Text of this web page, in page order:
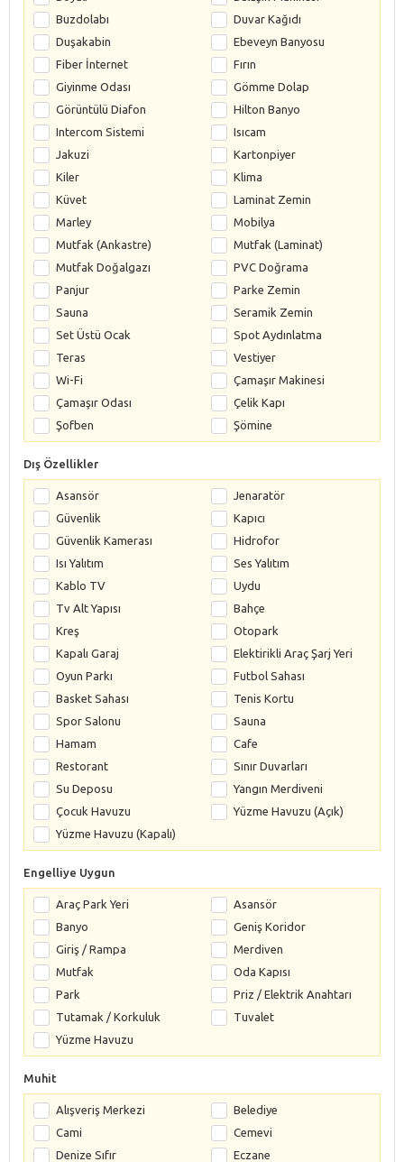
Buzdolabı
Duvar Kağıdı
Duşakabin
Ebeveyn Banyosu
Fiber İnternet
Fırın
Giyinme Odası
Gömme Dolap
Görüntülü Diafon
Hilton Banyo
Intercom Sistemi
Isıcam
Jakuzi
Kartonpiyer
Kiler
Klima
Küvet
Laminat Zemin
Marley
Mobilya
Mutfak (Ankastre)
Mutfak (Laminat)
Mutfak Doğalgazı
PVC Doğrama
Panjur
Parke Zemin
Sauna
Seramik Zemin
Set Üstü Ocak
Spot Aydınlatma
Teras
Vestiyer
Wi-Fi
Çamaşır Makinesi
Çamaşır Odası
Çelik Kapı
Şofben
Şömine
Dış Özellikler
Asansör
Jenaratör
Güvenlik
Kapıcı
Güvenlik Kamerası
Hidrofor
Isı Yalıtım
Ses Yalıtım
Kablo TV
Uydu
Tv Alt Yapısı
Bahçe
Kreş
Otopark
Kapalı Garaj
Elektirikli Araç Şarj Yeri
Oyun Parkı
Futbol Sahası
Basket Sahası
Tenis Kortu
Spor Salonu
Sauna
Hamam
Cafe
Restorant
Sınır Duvarları
Su Deposu
Yangın Merdiveni
Çocuk Havuzu
Yüzme Havuzu (Açık)
Yüzme Havuzu (Kapalı)
Engelliye Uygun
Araç Park Yeri
Asansör
Banyo
Geniş Koridor
Giriş / Rampa
Merdiven
Mutfak
Oda Kapısı
Park
Priz / Elektrik Anahtarı
Tutamak / Korkuluk
Tuvalet
Yüzme Havuzu
Muhit
Alışveriş Merkezi
Belediye
Cami
Cemevi
Denize Sıfır
Eczane